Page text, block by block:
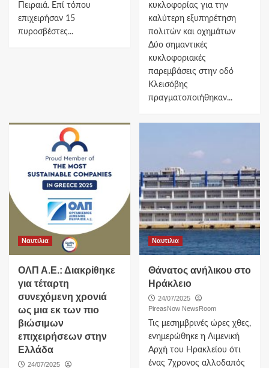
Πειραιά. Επί τόπου
επιχειρήσαν 15
πυροσβέστες...
κυκλοφορίας για την
καλύτερη εξυπηρέτηση
πολιτών και οχημάτων
Δύο σημαντικές
κυκλοφοριακές
παρεμβάσεις στην οδό
Κλεισόβης
πραγματοποιήθηκαν...
Ναυτιλια
ΟΛΠ Α.Ε.: Διακρίθηκε
για τέταρτη
συνεχόμενη χρονιά
ως μια εκ των πιο
βιώσιμων
επιχειρήσεων στην
Ελλάδα
24/07/2025
Ναυτιλια
Θάνατος ανήλικου στο
Ηράκλειο
24/07/2025
PireasNow NewsRoom
Τις μεσημβρινές ώρες χθες,
ενημερώθηκε η Λιμενική
Αρχή του Ηρακλείου ότι
ένας 7χρονος αλλοδαπός